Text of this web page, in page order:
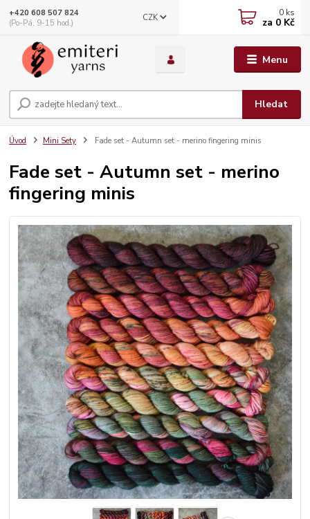
Menu
CZK
Hledat
+420 608 507 824
(Po-Pá, 9-15 hod.)
0 ks
za 0 Kč
Úvod Mini Sety Fade set - Autumn set - merino fingering minis
Fade set - Autumn set - merino
fingering minis